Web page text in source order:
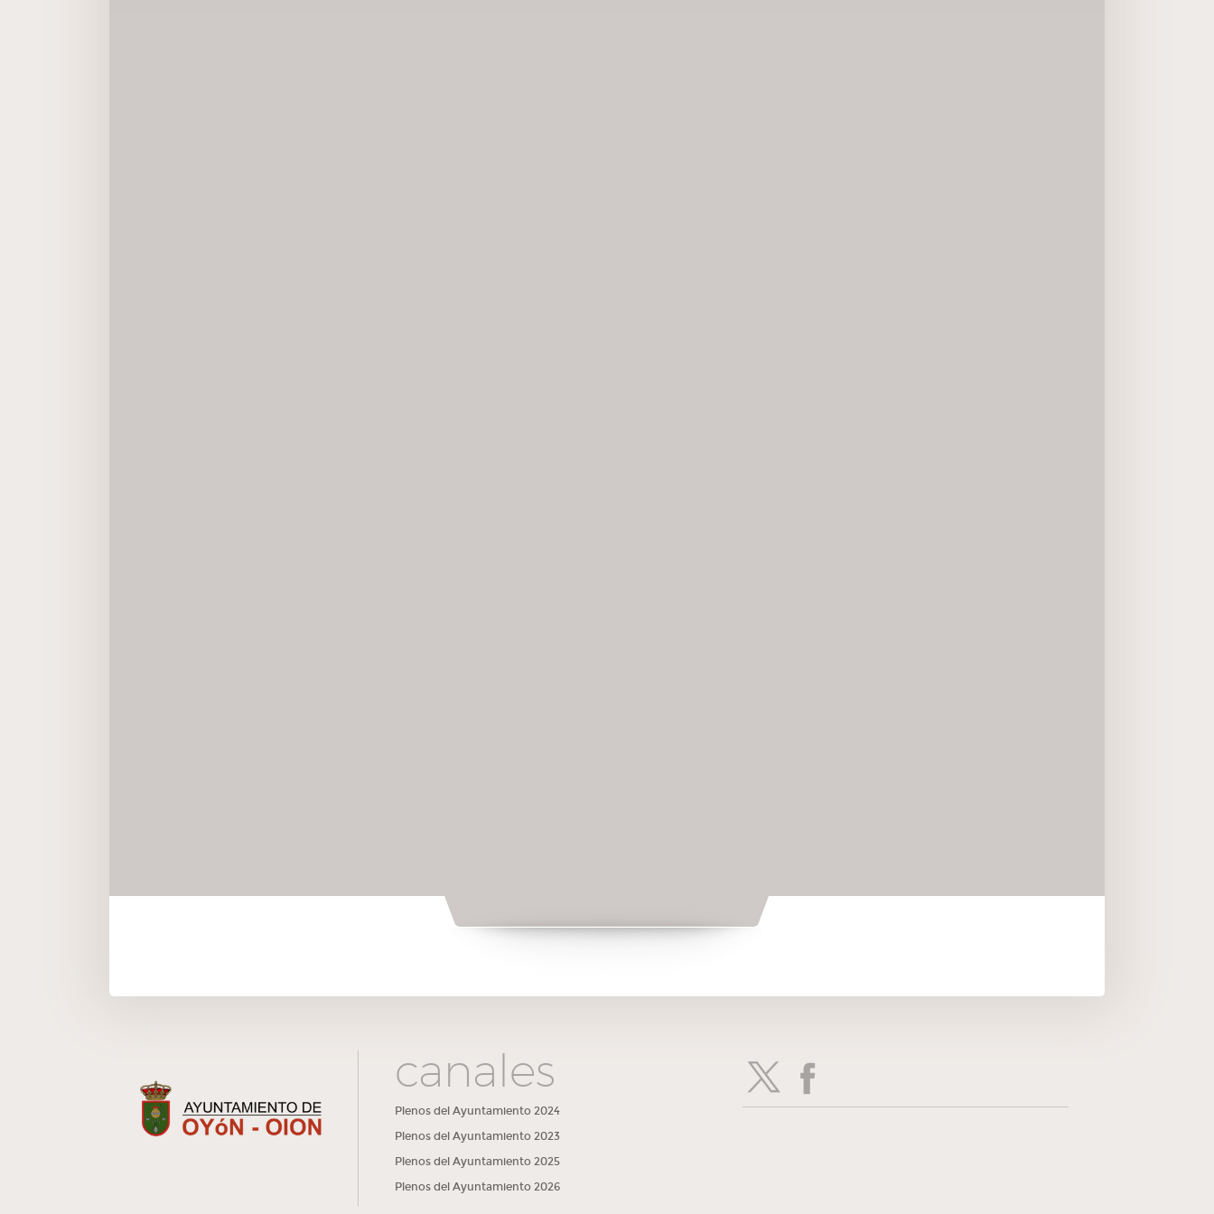
canales
Plenos del Ayuntamiento 2024
Plenos del Ayuntamiento 2023
Plenos del Ayuntamiento 2025
Plenos del Ayuntamiento 2026